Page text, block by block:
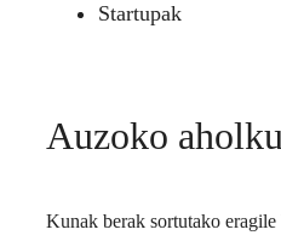
Startupak
Auzoko
Kunak berak sortutako